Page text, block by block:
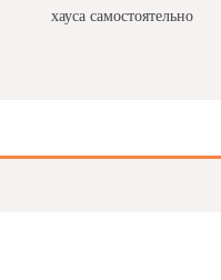
хауса самостоятельно